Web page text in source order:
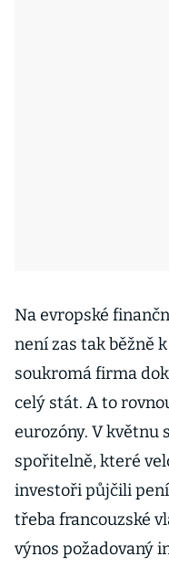
Na evropské
není zas tak běžně
soukromá firma
celý stát. A to
eurozóny. V květnu
spořitelně, které
investoři půjčili
třeba francouzské
výnos požadovaný